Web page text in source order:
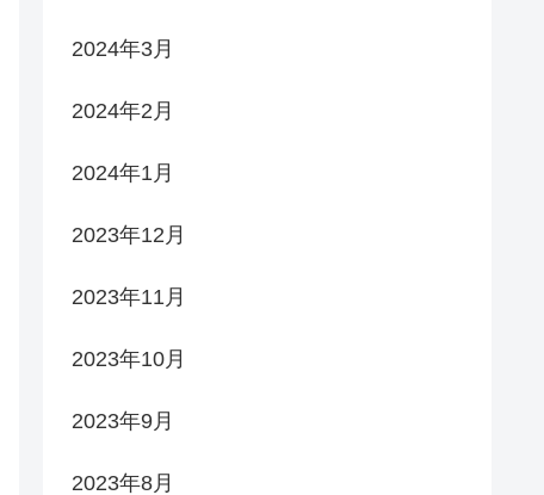
2024年3月
2024年2月
2024年1月
2023年12月
2023年11月
2023年10月
2023年9月
2023年8月